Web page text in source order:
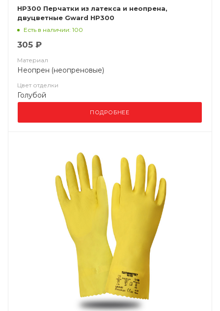
HP300 Перчатки из латекса и неопрена,
двуцветные Gward HP300
Есть в наличии: 100
305 ₽
Материал
Неопрен (неопреновые)
Цвет отделки
Голубой
ПОДРОБНЕЕ